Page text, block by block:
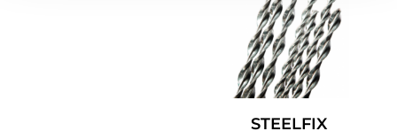
STEELFIX